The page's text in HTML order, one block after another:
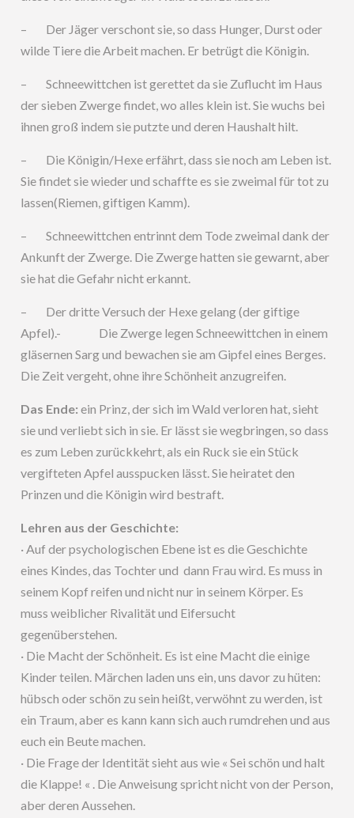
– Der Jäger verschont sie, so dass Hunger, Durst oder
wilde Tiere die Arbeit machen. Er betrügt die Königin.
– Schneewittchen ist gerettet da sie Zuflucht im Haus
der sieben Zwerge findet, wo alles klein ist. Sie wuchs bei
ihnen groß indem sie putzte und deren Haushalt hilt.
– Die Königin/Hexe erfährt, dass sie noch am Leben ist.
Sie findet sie wieder und schaffte es sie zweimal für tot zu
lassen(Riemen, giftigen Kamm).
– Schneewittchen entrinnt dem Tode zweimal dank der
Ankunft der Zwerge. Die Zwerge hatten sie gewarnt, aber
sie hat die Gefahr nicht erkannt.
– Der dritte Versuch der Hexe gelang (der giftige
Apfel).- Die Zwerge legen Schneewittchen in einem
gläsernen Sarg und bewachen sie am Gipfel eines Berges.
Die Zeit vergeht, ohne ihre Schönheit anzugreifen.
Das Ende: ein Prinz, der sich im Wald verloren hat, sieht
sie und verliebt sich in sie. Er lässt sie wegbringen, so dass
es zum Leben zurückkehrt, als ein Ruck sie ein Stück
vergifteten Apfel ausspucken lässt. Sie heiratet den
Prinzen und die Königin wird bestraft.
Lehren aus der Geschichte:
· Auf der psychologischen Ebene ist es die Geschichte
eines Kindes, das Tochter und dann Frau wird. Es muss in
seinem Kopf reifen und nicht nur in seinem Körper. Es
muss weiblicher Rivalität und Eifersucht
gegenüberstehen.
· Die Macht der Schönheit. Es ist eine Macht die einige
Kinder teilen. Märchen laden uns ein, uns davor zu hüten:
hübsch oder schön zu sein heißt, verwöhnt zu werden, ist
ein Traum, aber es kann kann sich auch rumdrehen und aus
euch ein Beute machen.
· Die Frage der Identität sieht aus wie « Sei schön und halt
die Klappe! « . Die Anweisung spricht nicht von der Person,
aber deren Aussehen.